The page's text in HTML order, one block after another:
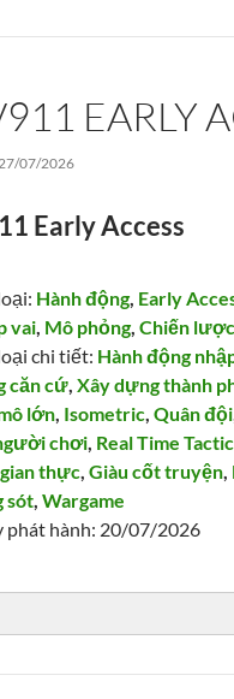
EARLY
07/2026
Early Access
Hành động, Early
vai, Mô phỏng,Chiến
chi tiết: Hành động
căn cứ,Xây dựng thành
lớn, Isometric,Quân đội
chơi, Real Time
thực,Giàu cốt truyện,
sót,Wargame
phát hành: 20/07/2026